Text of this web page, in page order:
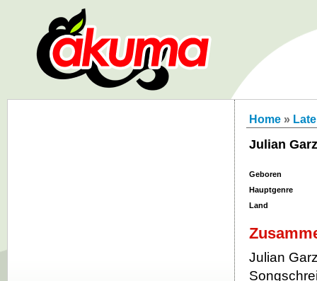
Home »
Julian
Geboren
Hauptgenre
Land
Julian